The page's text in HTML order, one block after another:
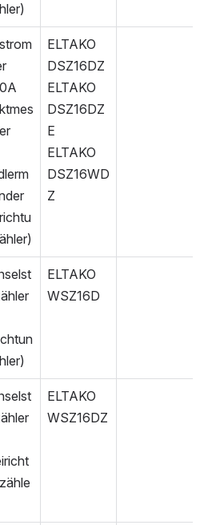
ELTAKO
DSZ16DZ
ELTAKO
DSZ16DZ
E
ELTAKO
DSZ16WD
Z
ELTAKO
WSZ16D
ELTAKO
WSZ16DZ